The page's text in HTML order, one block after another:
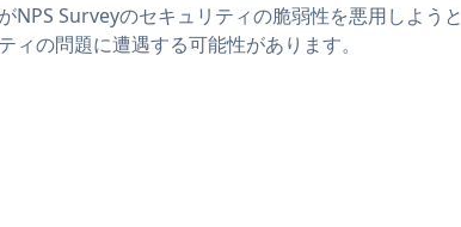
NPS Surveyのセキュリティの脆弱性を悪用しようと
の問題に遭遇する可能性があります。